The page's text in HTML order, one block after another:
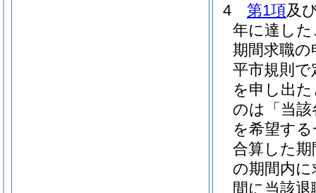
4
第1項及
年に達し
期間求職
平市規則
を申し出
のは「当
を希望す
合算した期
の期間内
間に当該